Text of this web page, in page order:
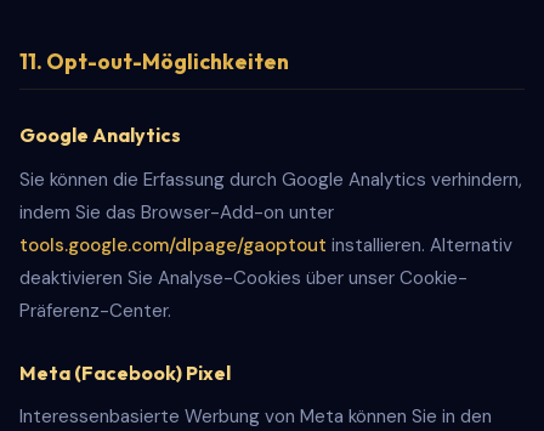
11. Opt-out-Möglichkeiten
Google Analytics
Sie können die Erfassung durch Google Analytics verhindern,
indem Sie das Browser-Add-on unter
tools.google.com/dlpage/gaoptout installieren. Alternativ
deaktivieren Sie Analyse-Cookies über unser Cookie-
Präferenz-Center.
Meta (Facebook) Pixel
Interessenbasierte Werbung von Meta können Sie in den